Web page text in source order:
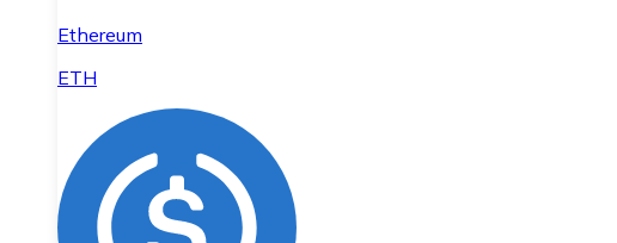
Ethereum
ETH